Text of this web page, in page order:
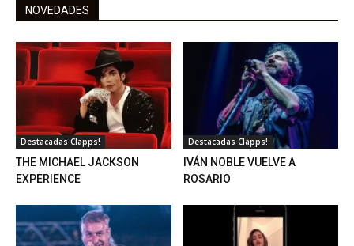
NOVEDADES
Destacadas Clapps!
THE MICHAEL JACKSON
EXPERIENCE
Destacadas Clapps!
IVÁN NOBLE VUELVE A
ROSARIO